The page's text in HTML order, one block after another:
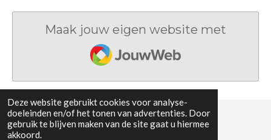
Deze website gebruikt cookies voor analyse-
doeleinden en/of het tonen van advertenties. Door
gebruik te blijven maken van de site gaat u hiermee
akkoord.
Maak jouw eigen website met
JouwWeb
© 2020 - 2026 marjoleinwagener